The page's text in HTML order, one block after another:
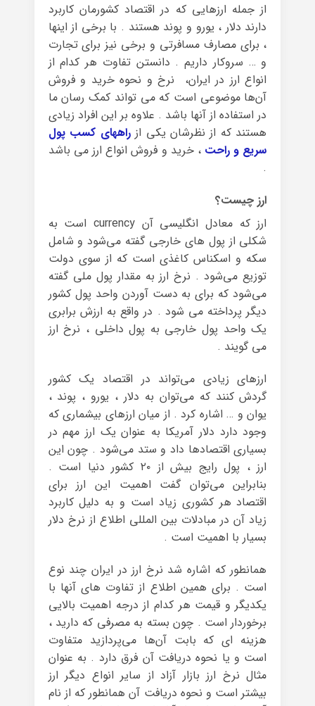
از جمله ارزهایی که در اقتصاد کشورمان کاربرد
دارند دلار ، یورو و پوند هستند . با برخی از اینها
، برای مصارف مسافرتی و برخی نیز برای تجارت
و … سروکار داریم . دانستن تفاوت هر کدام از
انواع ارز در ایران، نرخ و نحوه خرید و فروش
آن‌ها موضوعی است که می تواند کمک رسان ما
در استفاده از آنها باشد . علاوه بر این افراد زیادی
هستند که از نظرشان یکی ازراههای کسب پول
سریع و راحت ، خرید و فروش انواع ارز می باشد
.
ارز چیست؟
ارز که معادل انگلیسی آن currency است به
شکلی از پول های خارجی گفته می‌شود و شامل
سکه و اسکناس کاغذی است که از سوی دولت
توزیع می‌شود . نرخ ارز به مقدار پول ملی گفته
می‌شود که برای به دست آوردن واحد پول کشور
دیگر پرداخته می شود . در واقع به ارزش برابری
یک واحد پول خارجی به پول داخلی ، نرخ ارز
می گویند .
ارزهای زیادی می‌تواند در اقتصاد یک کشور
گردش کنند که می‌توان به دلار ، یورو ، پوند ،
یوان و … اشاره کرد . از میان ارزهای بیشماری که
وجود دارد دلار آمریکا به عنوان یک ارز مهم در
بسیاری اقتصادها داد و ستد می‌شود . چون این
ارز ، پول رایج بیش از ۲۰ کشور دنیا است .
بنابراین می‌توان گفت اهمیت این ارز برای
اقتصاد هر کشوری زیاد است و به دلیل کاربرد
زیاد آن در مبادلات بین المللی اطلاع از نرخ دلار
بسیار با اهمیت است .
همانطور که اشاره شد نرخ ارز در ایران چند نوع
است . برای همین اطلاع از تفاوت های آنها با
یکدیگر و قیمت هر کدام از درجه اهمیت بالایی
برخوردار است . چون بسته به مصرفی که دارید ،
هزینه ای که بابت آن‌ها می‌پردازید متفاوت
است و یا نحوه دریافت آن فرق دارد . به عنوان
مثال نرخ ارز بازار آزاد از سایر انواع دیگر ارز
بیشتر است و نحوه دریافت آن همانطور که از نام